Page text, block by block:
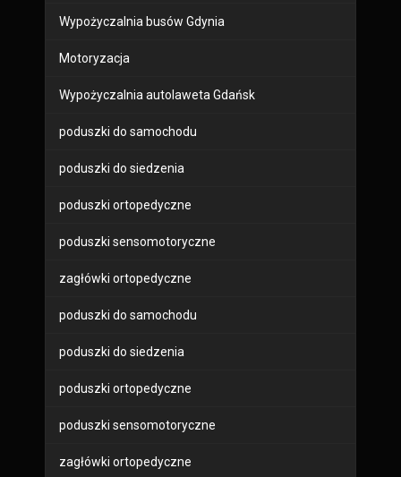
Wypożyczalnia busów Gdynia
Motoryzacja
Wypożyczalnia autolaweta Gdańsk
poduszki do samochodu
poduszki do siedzenia
poduszki ortopedyczne
poduszki sensomotoryczne
zagłówki ortopedyczne
poduszki do samochodu
poduszki do siedzenia
poduszki ortopedyczne
poduszki sensomotoryczne
zagłówki ortopedyczne